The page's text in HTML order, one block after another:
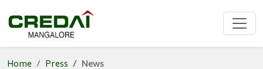
Home Press News